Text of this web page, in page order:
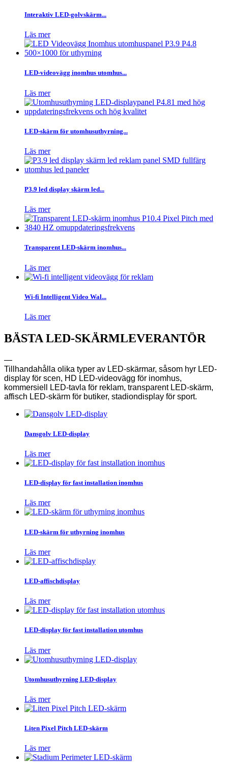
Interaktiv LED-golvskärm...
Läs mer
LED-videovägg inomhus utomhus...
Läs mer
LED-skärm för utomhusuthyrning...
Läs mer
P3.9 led display skärm led...
Läs mer
Transparent LED-skärm inomhus...
Läs mer
Wi-fi Intelligent Video Wal...
Läs mer
BÄSTA LED-SKÄRMLEVERANTÖR
—
Tillhandahålla olika typer av LED-skärmar, såsom hyr LED-
display för scen, HD LED-videovägg för inomhus,
kommersiell LED-tavla för reklam, transparent LED-skärm,
affisch LED-skärm för butiker, stadiondisplay för sport.
Dansgolv LED-display
Läs mer
LED-display för fast installation inomhus
Läs mer
LED-skärm för uthyrning inomhus
Läs mer
LED-affischdisplay
Läs mer
LED-display för fast installation utomhus
Läs mer
Utomhusuthyrning LED-display
Läs mer
Liten Pixel Pitch LED-skärm
Läs mer